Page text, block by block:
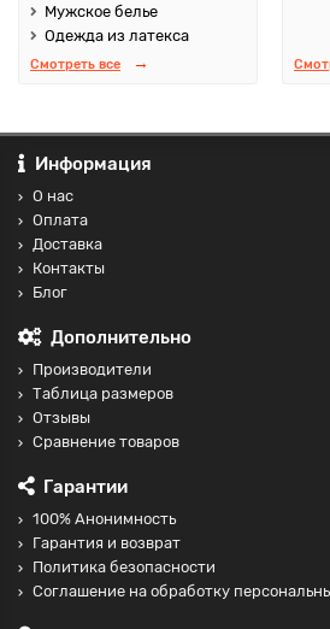
Мужское белье
Одежда из латекса
Смотреть все
Информация
О нас
Оплата
Доставка
Контакты
Блог
Дополнительно
Производители
Таблица размеров
Отзывы
Сравнение товаров
Гарантии
100% Анонимность
Гарантия и возврат
Политика безопасности
Соглашение на обработку